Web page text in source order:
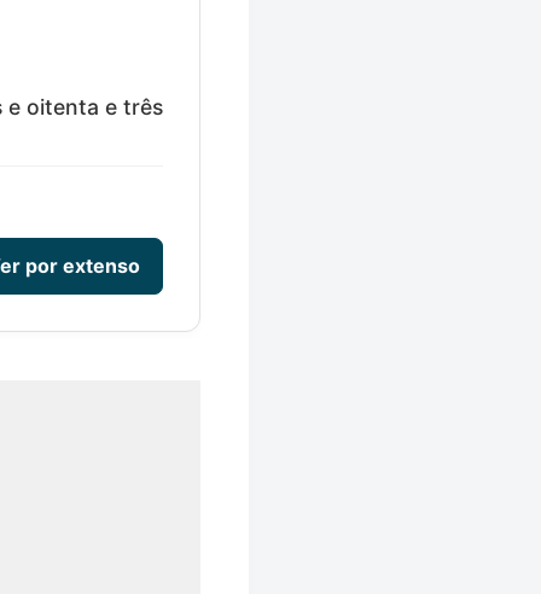
e oitenta e três
por extenso